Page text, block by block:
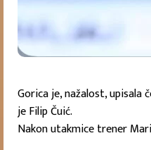
Gorica je, nažalost,
je Filip Čuić.
Nakon utakmice trener